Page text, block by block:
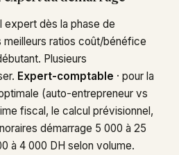
expert dès la phase de
ratios coût/bénéfice
Plusieurs
Expert-comptable · pour la
(auto-entrepreneur vs
fiscal, le calcul prévisionnel,
démarrage 5 000 à 25
à 4 000 DH selon volume.